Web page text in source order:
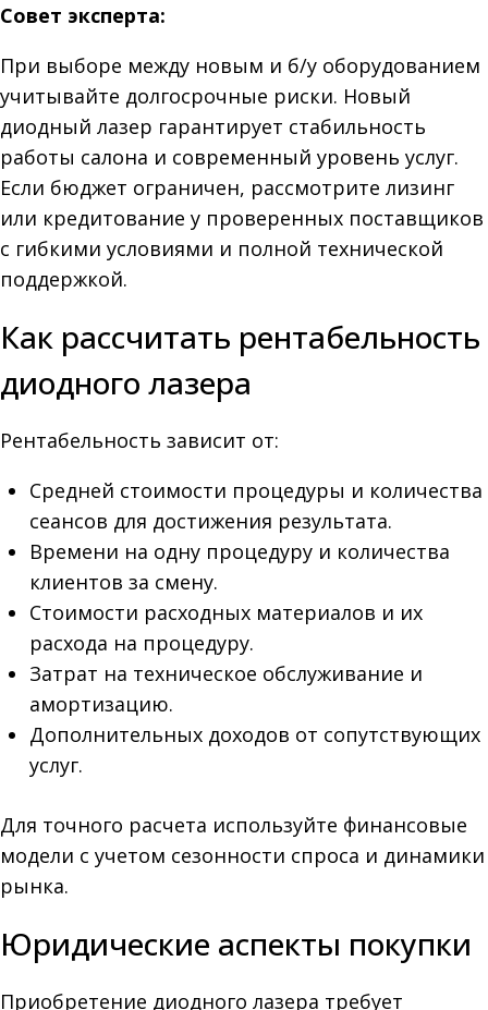
Совет эксперта:
При выборе между новым и б/у оборудованием
учитывайте долгосрочные риски. Новый
диодный лазер гарантирует стабильность
работы салона и современный уровень услуг.
Если бюджет ограничен, рассмотрите лизинг
или кредитование у проверенных поставщиков
с гибкими условиями и полной технической
поддержкой.
Как рассчитать рентабельность
диодного лазера
Рентабельность зависит от:
Средней стоимости процедуры и количества
сеансов для достижения результата.
Времени на одну процедуру и количества
клиентов за смену.
Стоимости расходных материалов и их
расхода на процедуру.
Затрат на техническое обслуживание и
амортизацию.
Дополнительных доходов от сопутствующих
услуг.
Для точного расчета используйте финансовые
модели с учетом сезонности спроса и динамики
рынка.
Юридические аспекты покупки
Приобретение диодного лазера требует